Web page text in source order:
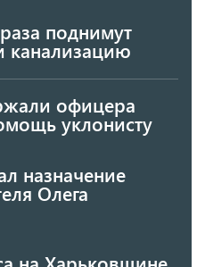
поднимут
канализацию
офицера
уклонисту
назначение
Олега